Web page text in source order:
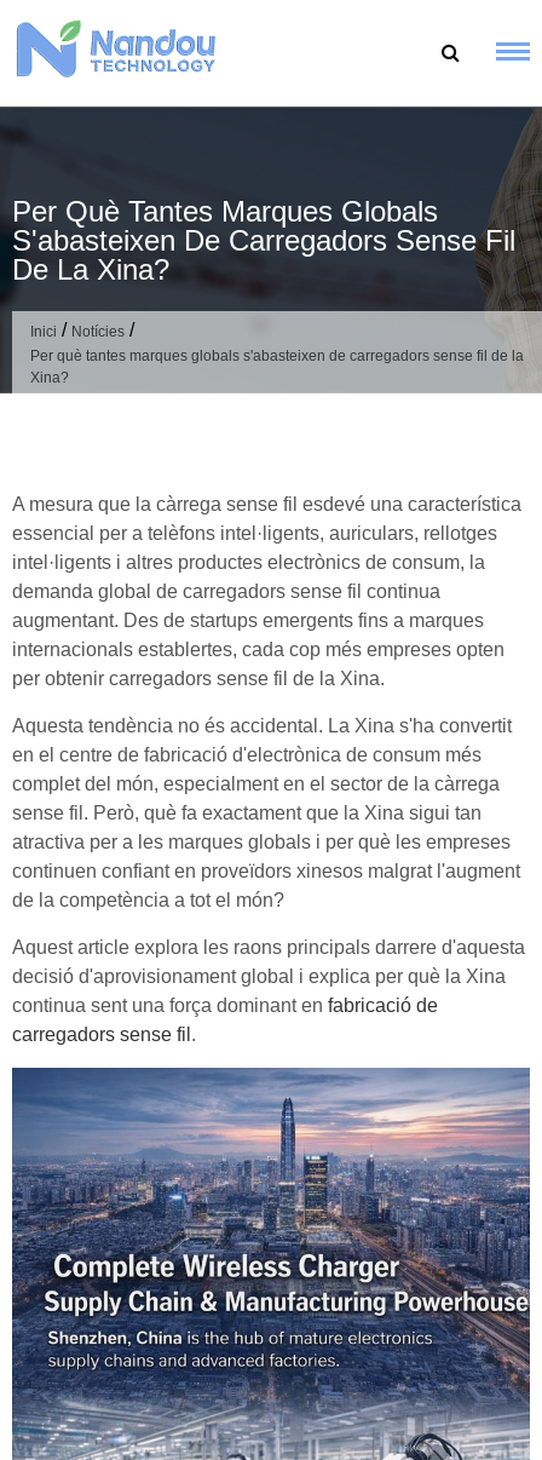
contingut
Per Què Tantes Marques Globals
S'abasteixen De Carregadors Sense Fil
De La Xina?
Inici / Notícies /
Per què tantes marques globals s'abasteixen de carregadors sense fil de la
Xina?
A mesura que la càrrega sense fil esdevé una característica
essencial per a telèfons intel·ligents, auriculars, rellotges
intel·ligents i altres productes electrònics de consum, la
demanda global de carregadors sense fil continua
augmentant. Des de startups emergents fins a marques
internacionals establertes, cada cop més empreses opten
per obtenir carregadors sense fil de la Xina.
Aquesta tendència no és accidental. La Xina s'ha convertit
en el centre de fabricació d'electrònica de consum més
complet del món, especialment en el sector de la càrrega
sense fil. Però, què fa exactament que la Xina sigui tan
atractiva per a les marques globals i per què les empreses
continuen confiant en proveïdors xinesos malgrat l'augment
de la competència a tot el món?
Aquest article explora les raons principals darrere d'aquesta
decisió d'aprovisionament global i explica per què la Xina
continua sent una força dominant en fabricació de
carregadors sense fil .